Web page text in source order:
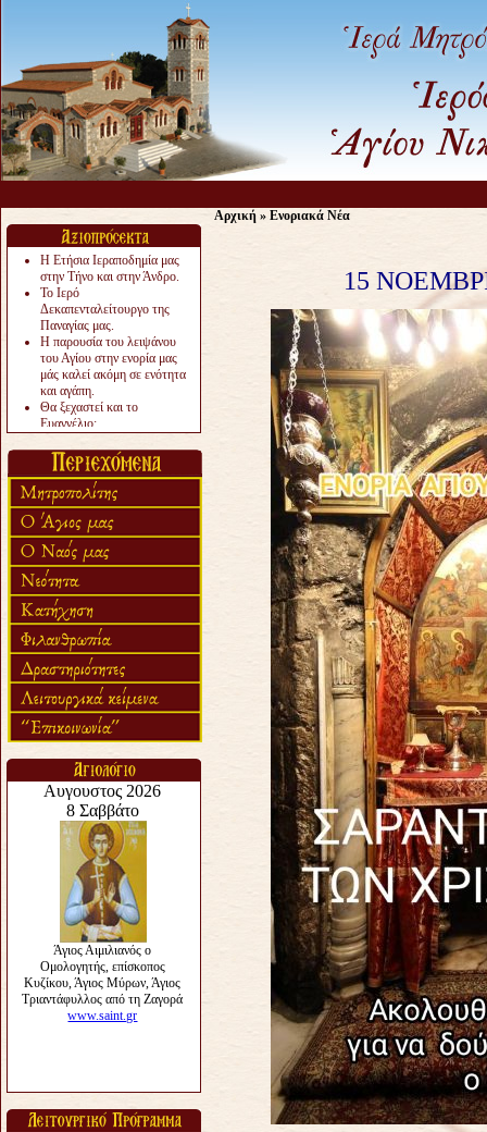
Η Ετήσια Ιεραποδημία μας
στην Τήνο και στην Άνδρο.
Το Ιερό
Δεκαπενταλείτουργο της
Παναγίας μας.
Η παρουσία του λειψάνου
του Αγίου στην ενορία μας
μάς καλεί ακόμη σε ενότητα
και αγάπη.
Θα ξεχαστεί και το
Ευαγγέλιο;
«πολύ αργά».
Ζητείται....
Αρχική » Ενοριακά Νέα
15